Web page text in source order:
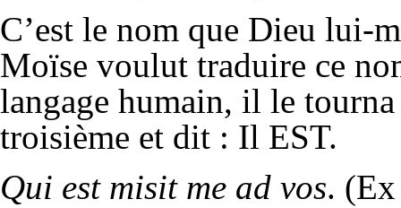
C’est le nom que Dieu lui-
Moïse voulut traduire ce
langage humain, il le
troisième et dit : Il EST.
Qui est misit me ad vos.